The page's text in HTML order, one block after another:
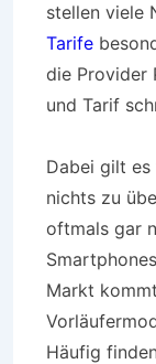
stellen viele
Tarife
die Provider
und Tarif
Dabei gilt
nichts zu
oftmals gar
Markt
Häufig